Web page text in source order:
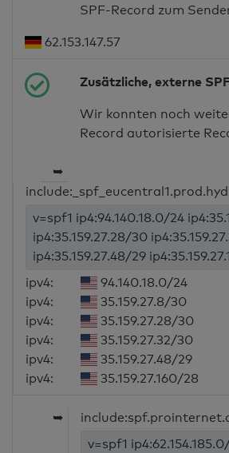
SPF-Record zum
62.153.147.57
Zusätzliche, externe
Wir konnten noch
Record autorisierte
➥
v=spf1 ip4:94.140.18.0/24
ip4:35.159.27.28/30
ip4:35.159.27.48/29
ipv4:
94.140.18.0/24
ipv4:
35.159.27.8/30
ipv4:
35.159.27.28/30
ipv4:
35.159.27.32/30
ipv4:
35.159.27.48/29
ipv4:
35.159.27.160/28
➥
v=spf1